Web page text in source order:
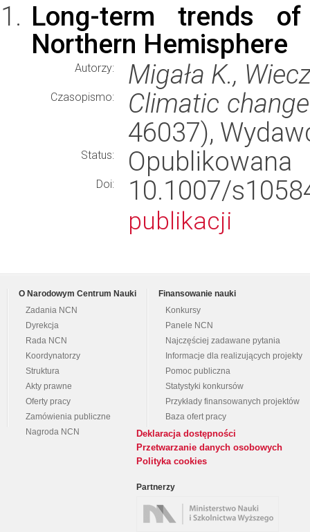
Long-term trends
Northern Hemisphere
Autorzy: Migała K.,
Czasopismo: Climatic change
46037),
Status: Opublikowana
Doi: 10.1007/
publikacji
O Narodowym Centrum Nauki
Zadania NCN
Dyrekcja
Rada NCN
Koordynatorzy
Struktura
Akty prawne
Oferty pracy
Zamówienia publiczne
Nagroda NCN
Finansowanie nauki
Konkursy
Panele NCN
Najczęściej zadawane pytania
Informacje dla realizujących projekty
Pomoc publiczna
Statystyki konkursów
Przykłady finansowanych projektów
Baza ofert pracy
Deklaracja dostępności
Przetwarzanie danych osobowych
Polityka cookies
Partnerzy